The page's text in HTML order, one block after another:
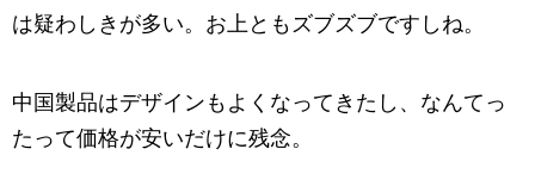
は疑わしきが多い。お上ともズブズブですしね。
中国製品はデザインもよくなってきたし、なんてっ
たって価格が安いだけに残念。